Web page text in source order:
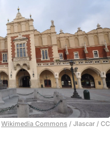
Wikimedia Commons / Jlascar / CC